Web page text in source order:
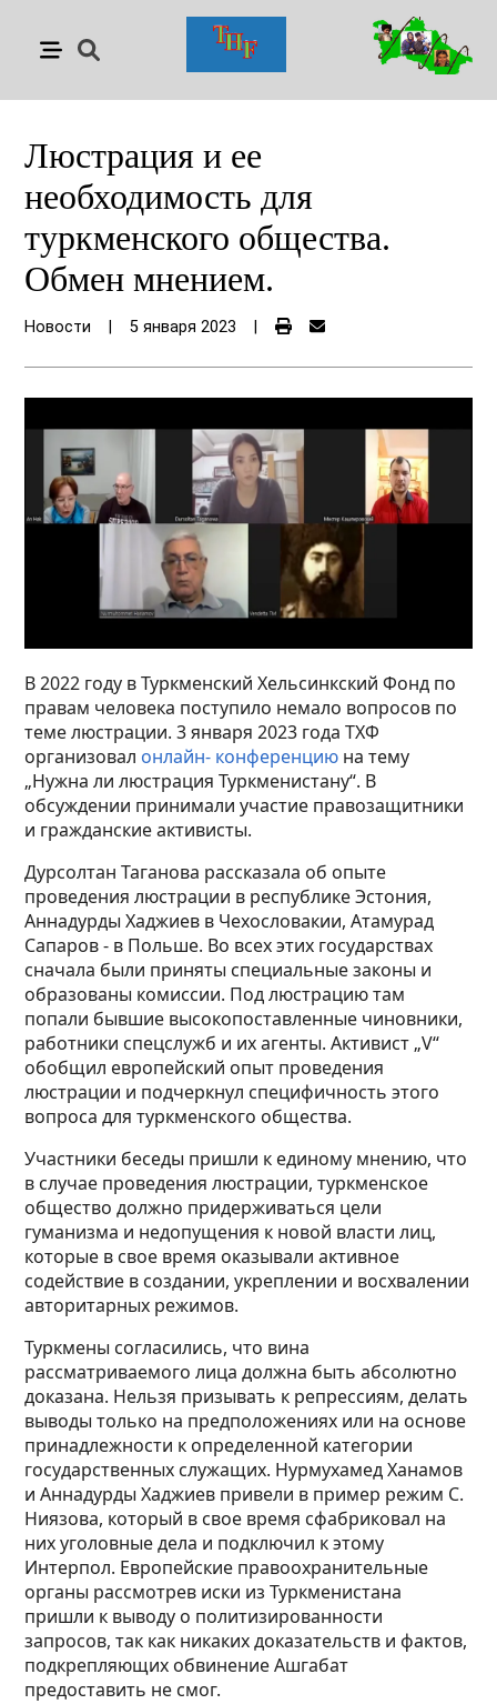
Люстрация и ее
необходимость для
туркменского общества.
Обмен мнением.
Новости 5 января 2023
В 2022 году в Туркменский Хельсинкский Фонд по
правам человека поступило немало вопросов по
теме люстрации. 3 января 2023 года ТХФ
организовал онлайн- конференцию на тему
„Нужна ли люстрация Туркменистану“. В
обсуждении принимали участие правозащитники
и гражданские активисты.
Дурсолтан Таганова рассказала об опыте
проведения люстрации в республике Эстония,
Аннадурды Хаджиев в Чехословакии, Атамурад
Сапаров - в Польше. Во всех этих государствах
сначала были приняты специальные законы и
образованы комиссии. Под люстрацию там
попали бывшие высокопоставленные чиновники,
работники спецслужб и их агенты. Активист „V“
обобщил европейский опыт проведения
люстрации и подчеркнул специфичность этого
вопроса для туркменского общества.
Участники беседы пришли к единому мнению, что
в случае проведения люстрации, туркменское
общество должно придерживаться цели
гуманизма и недопущения к новой власти лиц,
которые в свое время оказывали активное
содействие в создании, укреплении и восхвалении
авторитарных режимов.
Туркмены согласились, что вина
рассматриваемого лица должна быть абсолютно
доказана. Нельзя призывать к репрессиям, делать
выводы только на предположениях или на основе
принадлежности к определенной категории
государственных служащих. Нурмухамед Ханамов
и Аннадурды Хаджиев привели в пример режим С.
Ниязова, который в свое время сфабриковал на
них уголовные дела и подключил к этому
Интерпол. Европейские правоохранительные
органы рассмотрев иски из Туркменистана
пришли к выводу о политизированности
запросов, так как никаких доказательств и фактов,
подкрепляющих обвинение Ашгабат
предоставить не смог.